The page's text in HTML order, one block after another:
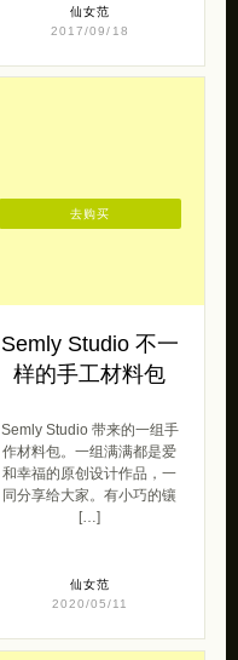
仙女范
2017/09/18
Semly Studio 不一
样的手工材料包
Semly Studio 带来的一组手
作材料包。一组满满都是爱
和幸福的原创设计作品，一
同分享给大家。有小巧的镶
[…]
仙女范
2020/05/11
去购买